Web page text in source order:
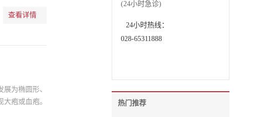
(24小时急诊)
24小时热线：
028-65311888
热门推荐
查看详情
为椭圆形、
疱或血疱。